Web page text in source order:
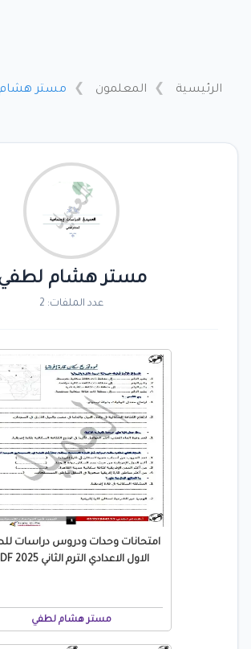
الرئيسية المعلمون مستر
مستر هشام
عدد الملفات: 2
امتحانات وحدات ودروس دراسات
الاول الاعدادي الترم الثاني 2025 PDF
مستر هشام لطفي